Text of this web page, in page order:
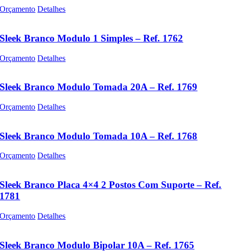
Orçamento Detalhes
Sleek Branco Modulo 1 Simples – Ref. 1762
Orçamento Detalhes
Sleek Branco Modulo Tomada 20A – Ref. 1769
Orçamento Detalhes
Sleek Branco Modulo Tomada 10A – Ref. 1768
Orçamento Detalhes
Sleek Branco Placa 4×4 2 Postos Com Suporte – Ref.
1781
Orçamento Detalhes
Sleek Branco Modulo Bipolar 10A – Ref. 1765